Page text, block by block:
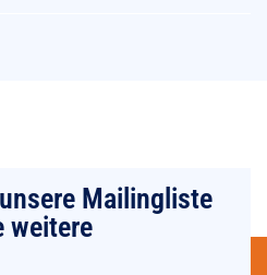
Mailingliste
weitere